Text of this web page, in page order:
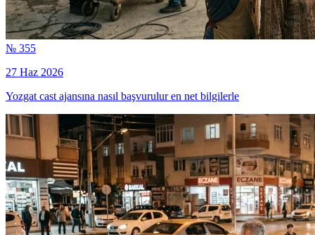
№ 355
27 Haz 2026
Yozgat cast ajansına nasıl başvurulur en net bilgilerle